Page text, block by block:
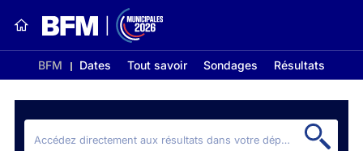
BFM Dates Tout savoir Sondages Résultats